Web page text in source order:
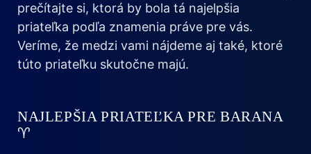
prečítajte si, ktorá by bola tá najelpšia
priateľka podľa znamenia práve pre vás.
Veríme, že medzi vami nájdeme aj také, ktoré
túto priateľku skutočne majú.
NAJLEPŠIA PRIATEĽKA PRE BARANA
♈